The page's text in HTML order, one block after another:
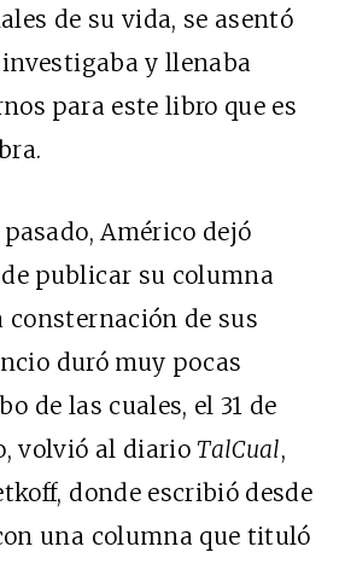
de su vida, se asentó
y llenaba
para este libro que es
Américo dejó
publicar su columna
de sus
duró muy pocas
de las cuales, el 31 de
volvió al diarioTalCual,
donde escribió desde
una columna que tituló